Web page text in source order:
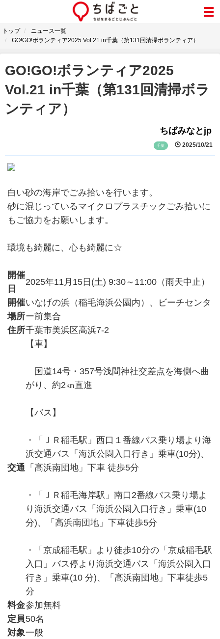
トップ
ニュース一覧
GO!GO!ボランティア2025 Vol.21 in千葉（第131回清掃ボランティア）
GO!GO!ボランティア2025
Vol.21 in千葉（第131回清掃ボラ
ンティア）
ちばみなとjp
千葉 2025/10/21
白い砂の海岸でごみ拾いを行います。
砂に混じっているマイクロプラスチックごみ拾いに
もご協力をお願いします。
環境も綺麗に、心も綺麗に☆
開催
日
2025年11月15日(土) 9:30～11:00（雨天中止）
開催
場所
いなげの浜（稲毛海浜公園内）、ビーチセンタ
ー前集合
住所千葉市美浜区高浜7-2
交通
【車】
国道14号・357号浅間神社交差点を海側へ曲
がり、約2㎞直進
【バス】
・「ＪＲ稲毛駅」西口１番線バス乗り場より海
浜交通バス「海浜公園入口行き」乗車(10分)、
「高浜南団地」下車 徒歩5分
・「ＪＲ稲毛海岸駅」南口2番線バス乗り場よ
り海浜交通バス「海浜公園入口行き」乗車(10
分)、「高浜南団地」下車徒歩5分
・「京成稲毛駅」より徒歩10分の「京成稲毛駅
入口」バス停より海浜交通バス「海浜公園入口
行き」乗車(10 分)、「高浜南団地」下車徒歩5
分
料金参加無料
定員50名
対象一般